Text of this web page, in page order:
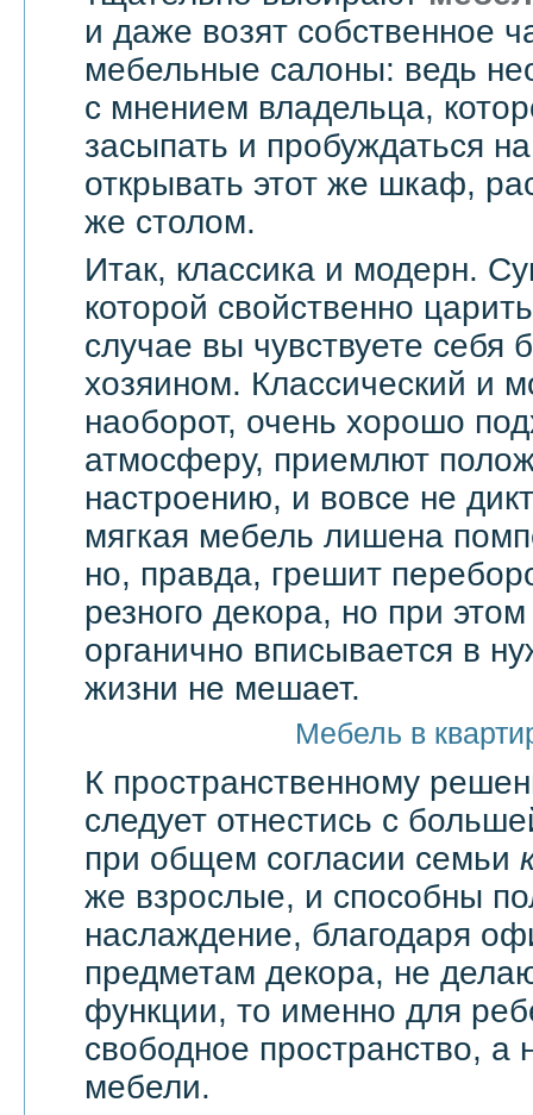
и даже возят собственное
мебельные салоны: ведь
с мнением владельца,
засыпать и пробуждаться
открывать этот же шкаф,
же столом.
Итак, классика и модерн.
которой свойственно
случае вы чувствуете себя
хозяином. Классический и
наоборот, очень хорошо
атмосферу, приемлют
настроению, и вовсе не
мягкая мебель лишена
но, правда, грешит
резного декора, но при
органично вписывается в
жизни не мешает.
Мебель в
К пространственному
следует отнестись с
при общем согласии семьи
же взрослые, и способны
наслаждение, благодаря
предметам декора, не
функции, то именно для
свободное пространство, а
мебели.